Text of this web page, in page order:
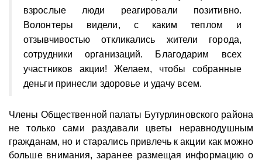
взрослые люди реагировали позитивно.
Волонтеры видели, с каким теплом и
отзывчивостью откликались жители города,
сотрудники организаций. Благодарим всех
участников акции! Желаем, чтобы собранные
деньги принесли здоровье и удачу всем.
Члены Общественной палаты Бутурлиновского района
не только сами раздавали цветы неравнодушным
гражданам, но и старались привлечь к акции как можно
больше внимания, заранее размещая информацию о